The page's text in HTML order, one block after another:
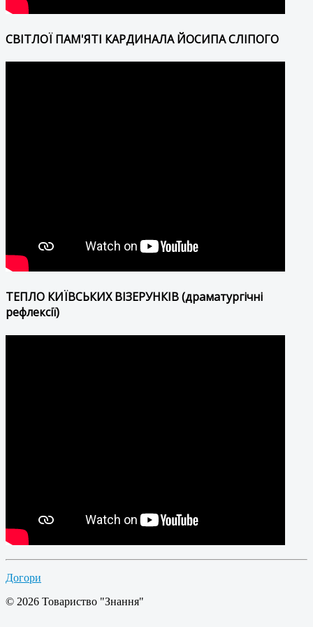
СВІТЛОЇ ПАМ'ЯТІ КАРДИНАЛА ЙОСИПА СЛІПОГО
ТЕПЛО КИЇВСЬКИХ ВІЗЕРУНКІВ (драматургічні
рефлексії)
Догори
© 2026 Товариство "Знання"